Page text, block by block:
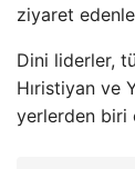
ziyaret
Dini liderler,
Hıristiyan ve
yerlerden biri